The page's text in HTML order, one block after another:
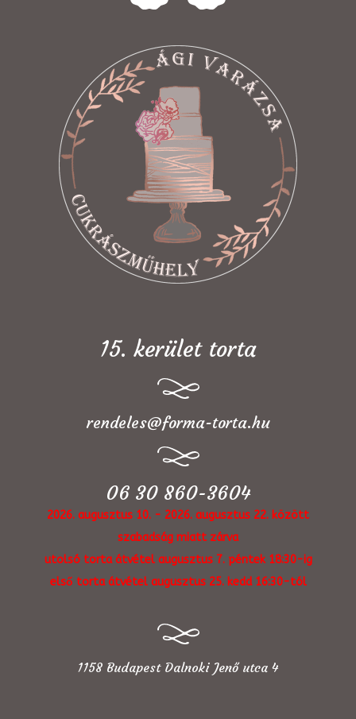
15. kerület torta
rendeles@forma-torta.hu
06 30 860-3604
2026. augusztus 10. - 2026. augusztus 22. között
szabadság miatt zárva
utolsó torta átvétel augusztus 7. péntek 18:30-ig
első torta átvétel augusztus 25. kedd 16:30-tól
1158 Budapest Dalnoki Jenő utca 4